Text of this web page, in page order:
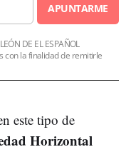
APUNTARME
DE EL ESPAÑOL
con la finalidad de remitirle
este tipo de
Horizontal